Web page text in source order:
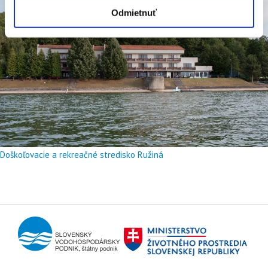
Odmietnuť
Doškoľovacie a rekreačné stredisko Ružiná